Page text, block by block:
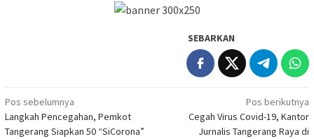
SEBARKAN
Navigasi
pos
Pos sebelumnya
Langkah Pencegahan, Pemkot
Tangerang Siapkan 50 “SiCorona”
Pos berikutnya
Cegah Virus Covid-19, Kantor
Jurnalis Tangerang Raya di